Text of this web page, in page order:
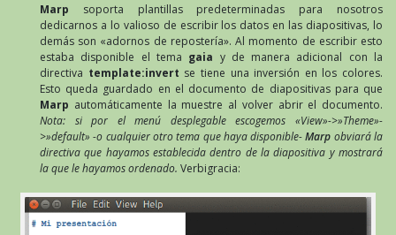
Marp soporta plantillas predeterminadas para nosotros
dedicarnos a lo valioso de escribir los datos en las diapositivas, lo
demás son «adornos de repostería». Al momento de escribir esto
estaba disponible el tema gaia y de manera adicional con la
directiva template:invert se tiene una inversión en los colores.
Esto queda guardado en el documento de diapositivas para que
Marp automáticamente la muestre al volver abrir el documento.
Nota: si por el menú desplegable escogemos «View»->»Theme»-
>»default» -o cualquier otro tema que haya disponible-Marp obviará la
directiva que hayamos establecida dentro de la diapositiva y mostrará
la que le hayamos ordenado. Verbigracia: